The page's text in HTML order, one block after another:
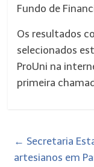
Fundo de
Os resultados
selecionados
ProUni na
primeira
← Secretaria
artesianos em